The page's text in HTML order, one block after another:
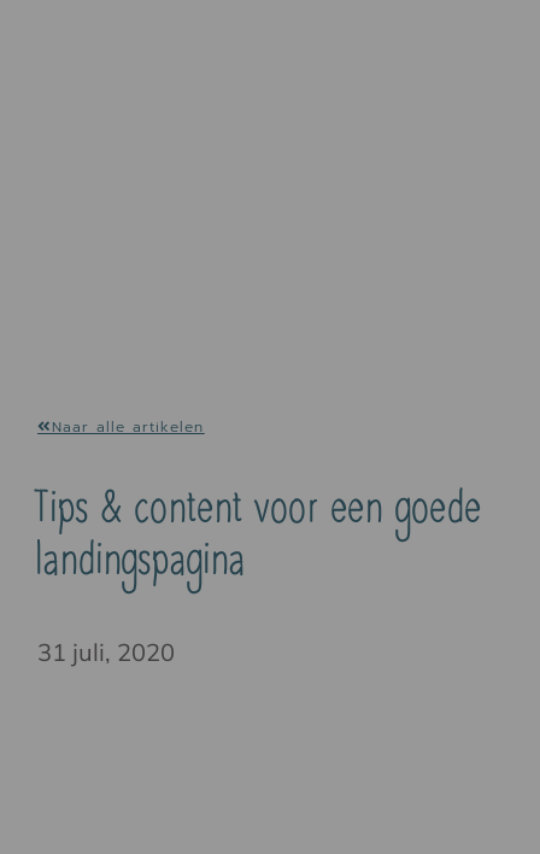
Naar alle artikelen
Tips & content voor een goede
landingspagina
31 juli, 2020